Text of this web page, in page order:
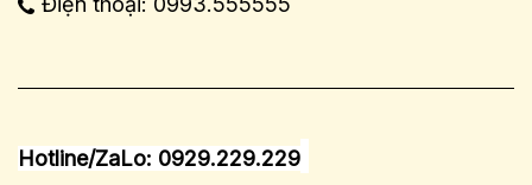
Hotline/ZaLo: 0929.229.229